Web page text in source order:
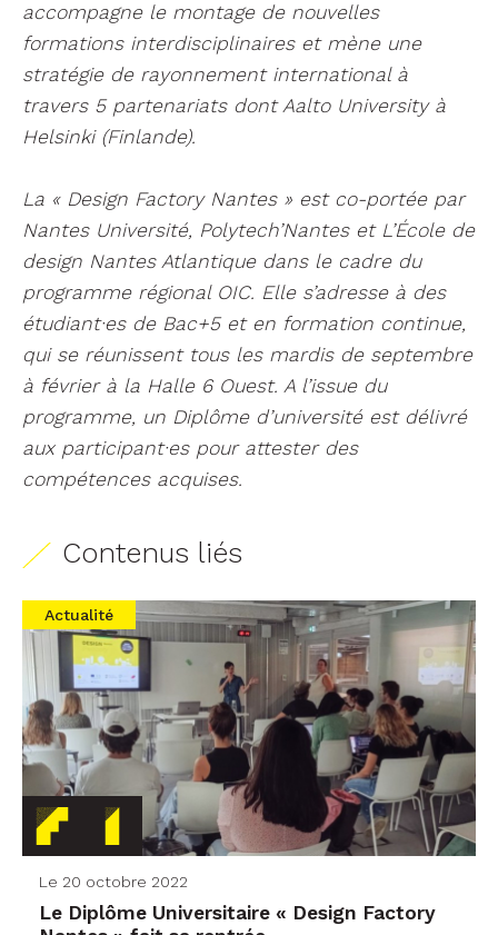
accompagne le montage de nouvelles
formations interdisciplinaires et mène une
stratégie de rayonnement international à
travers 5 partenariats dont Aalto University à
Helsinki (Finlande).
La « Design Factory Nantes » est co-portée par
Nantes Université, Polytech’Nantes et L’École de
design Nantes Atlantique dans le cadre du
programme régional OIC. Elle s’adresse à des
étudiant·es de Bac+5 et en formation continue,
qui se réunissent tous les mardis de septembre
à février à la Halle 6 Ouest. A l’issue du
programme, un Diplôme d’université est délivré
aux participant·es pour attester des
compétences acquises.
Contenus liés
Actualité
Le 20 octobre 2022
Le Diplôme Universitaire « Design Factory